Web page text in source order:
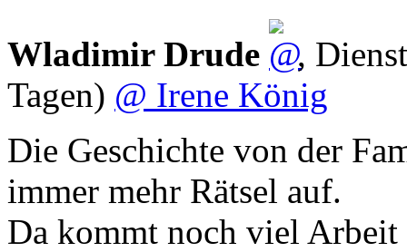
Wladimir Drude ,
Tagen) @ Irene König
Die Geschichte von der
immer mehr Rätsel auf.
Da kommt noch viel